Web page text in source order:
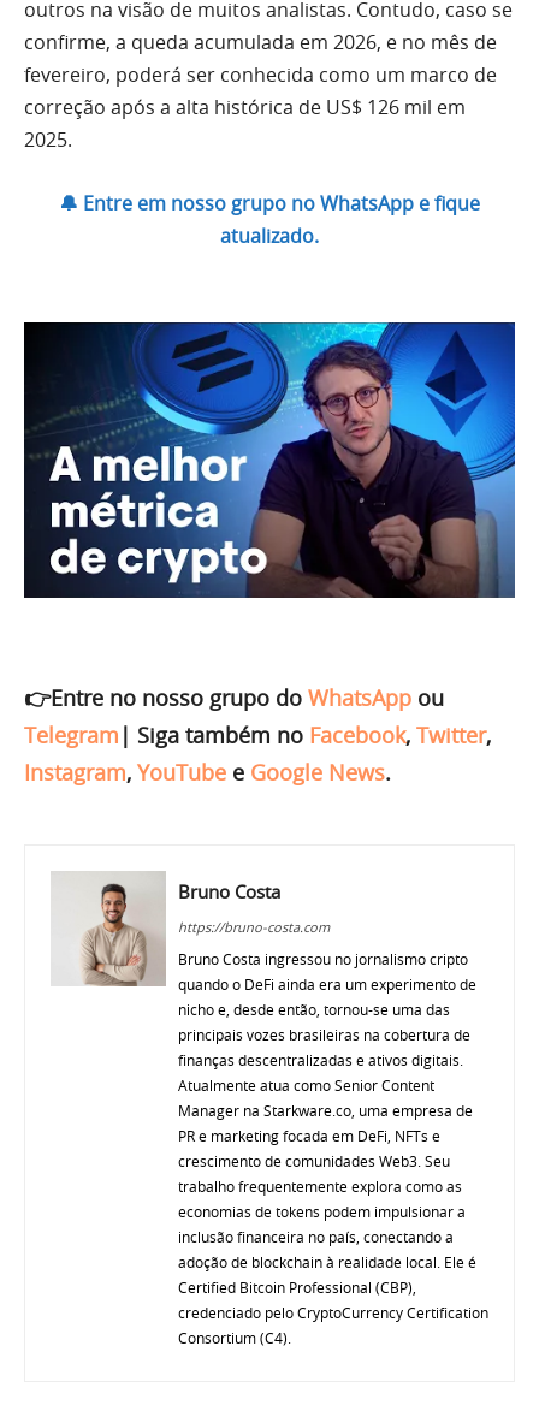
outros na visão de muitos analistas. Contudo, caso se
confirme, a queda acumulada em 2026, e no mês de
fevereiro, poderá ser conhecida como um marco de
correção após a alta histórica de US$ 126 mil em
2025.
🔔 Entre em nosso grupo no WhatsApp e fique
atualizado.
👉Entre no nosso grupo do WhatsApp ou
Telegram | Siga também no Facebook, Twitter,
Instagram, YouTube e Google News.
Bruno Costa
https://bruno-costa.com
Bruno Costa ingressou no jornalismo cripto
quando o DeFi ainda era um experimento de
nicho e, desde então, tornou-se uma das
principais vozes brasileiras na cobertura de
finanças descentralizadas e ativos digitais.
Atualmente atua como Senior Content
Manager na Starkware.co, uma empresa de
PR e marketing focada em DeFi, NFTs e
crescimento de comunidades Web3. Seu
trabalho frequentemente explora como as
economias de tokens podem impulsionar a
inclusão financeira no país, conectando a
adoção de blockchain à realidade local. Ele é
Certified Bitcoin Professional (CBP),
credenciado pelo CryptoCurrency Certification
Consortium (C4).